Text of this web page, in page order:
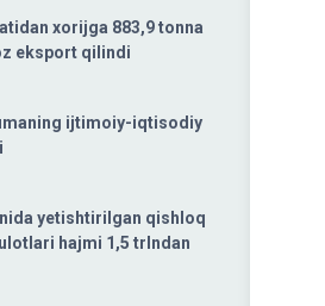
xorijga 883,9 tonna
eksport qilindi
ijtimoiy-iqtisodiy
yetishtirilgan qishloq
hajmi 1,5 trlndan